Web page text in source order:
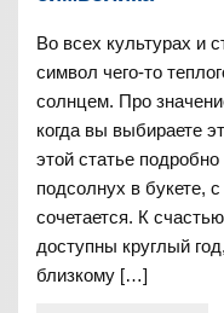
Во всех культурах и
символ чего-то
солнцем. Про
когда вы выбираете
этой статье
подсолнух в букете,
сочетается. К
доступны круглый
близкому […]